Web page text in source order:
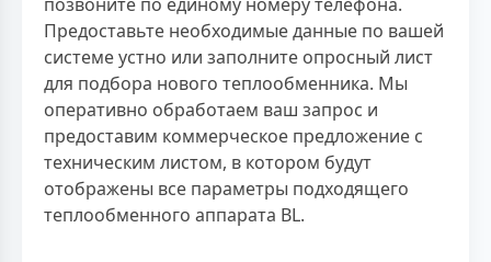
Предоставьте необходимые данные по вашей
системе устно или заполните опросный лист
для подбора нового теплообменника. Мы
оперативно обработаем ваш запрос и
предоставим коммерческое предложение с
техническим листом, в котором будут
отображены все параметры подходящего
теплообменного аппарата BL.